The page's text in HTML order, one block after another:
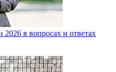
в вопросах и ответах